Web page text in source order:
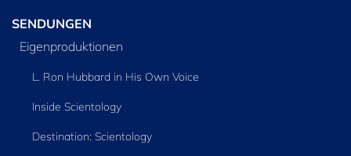
SENDUNGEN
Eigenproduktionen
L. Ron Hubbard in His Own Voice
Inside Scientology
Destination: Scientology